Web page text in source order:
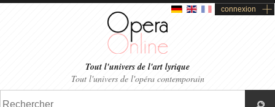
connexion
Tout l'univers de l'art lyrique
Tout l'univers de l'opéra contemporain